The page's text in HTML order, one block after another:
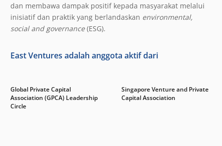
dan membawa dampak positif kepada masyarakat melalui
inisiatif dan praktik yang berlandaskan environmental,
social and governance(ESG).
East Ventures adalah anggota aktif dari
Global Private Capital
Association (GPCA) Leadership
Circle
Singapore Venture and Private
Capital Association